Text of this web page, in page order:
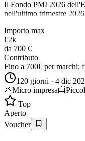
Il Fondo PMI 2026
nell'ultimo trimestre
Importo max
€2k
da 700 €
Contributo
Fino a 700€ per marchi;
120 giorni · 4 dic
🌱Micro impresa🏬
Top
Aperto
Voucher